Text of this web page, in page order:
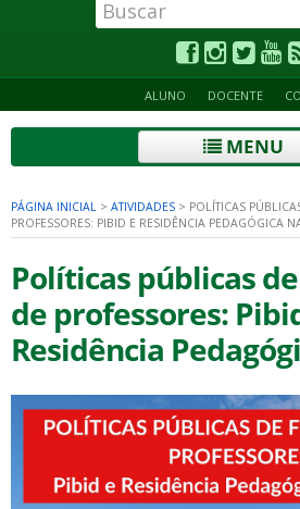
ALUNO DOCENTE
MENU
PÁGINA INICIAL > ATIVIDADES > POLÍTICAS
PROFESSORES: PIBID E RESIDÊNCIA PEDAGÓGICA
Políticas públicas
de professores:
Residência